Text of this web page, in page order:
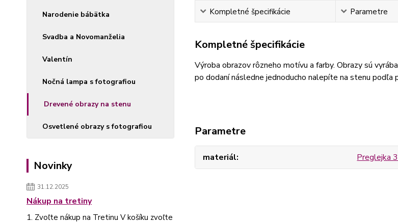
Narodenie bábätka
Svadba a Novomanželia
Valentín
Nočná lampa s fotografiou
Drevené obrazy na stenu
Osvetlené obrazy s fotografiou
Novinky
31.12.2025
Nákup na tretiny
1. Zvoľte nákup na Tretinu V košíku zvoľte
Kompletné špecifikácie Parametre
Kompletné špecifikácie
Výroba obrazov rôzneho motívu a farby. Obrazy sú
po dodaní následne jednoducho nalepíte na stenu podľa
Parametre
materiál Preglejka